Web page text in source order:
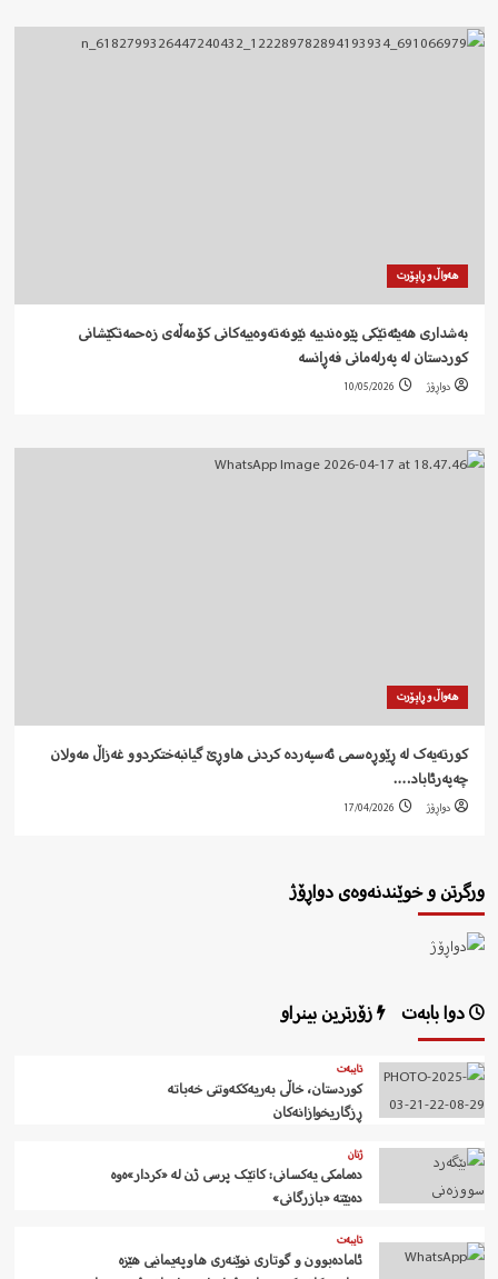
هەواڵ و ڕاپۆرت
بەشداری هەیئەتێکی پێوەندییە نێونەتەوەییەکانی کۆمەڵەی زەحمەتکێشانی
کوردستان لە پەرلەمانی فەڕانسە
دواڕۆژ 10/05/2026
هەواڵ و ڕاپۆرت
کورتەیەک لە ڕێوڕەسمی ئەسپەردە کردنی هاوڕێ گیانبەختکردوو غەزاڵ مەولان
چەپەرئاباد….
دواڕۆژ 17/04/2026
ورگرتن و خوێندنەوەی دواڕۆژ
دوا بابەت زۆرترین بینراو
تایبەت
کوردستان، خاڵی بەریەککەوتنی خەباتە
ڕزگاریخوازانەکان
ژنان
دەمامکی یەکسانی: کاتێک پرسی ژن لە «کردار»ەوە
دەبێتە «بازرگانی»
تایبەت
ئامادەبوون و گوتاری نوێنەری هاوپەیمانیی هێزە